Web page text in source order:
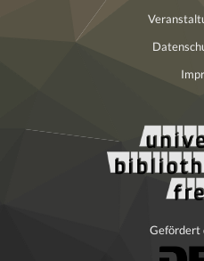
Gefördert